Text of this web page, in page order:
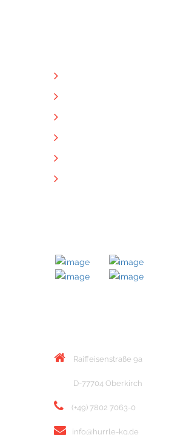
Raiffeisenstraße 9a
D-77704 Oberkirch
(+49) 7802 7063-0
info@hurrle-kg.de